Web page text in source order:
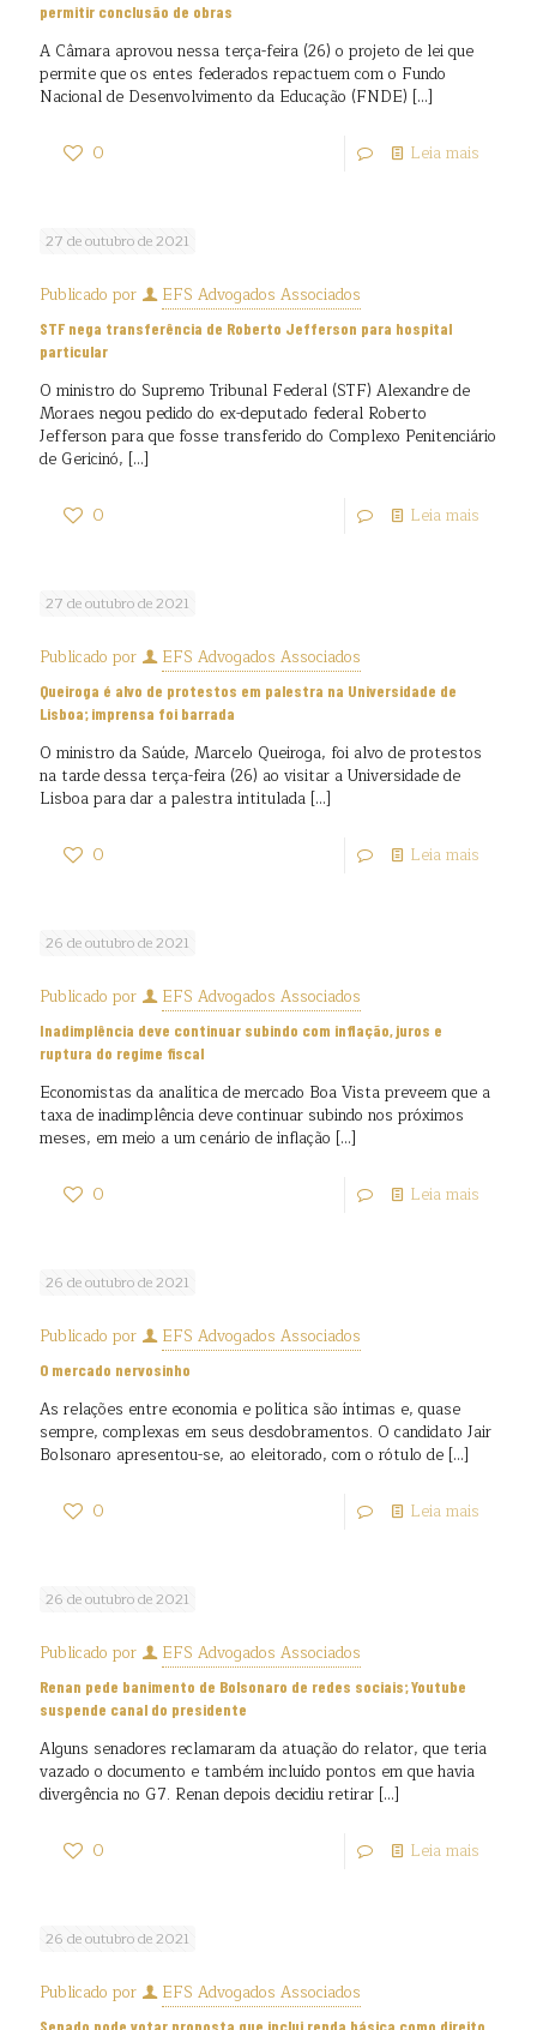
permitir conclusão de obras
A Câmara aprovou nessa terça-feira (26) o projeto de lei que
permite que os entes federados repactuem com o Fundo
Nacional de Desenvolvimento da Educação (FNDE) […]
0 Leia mais
27 de outubro de 2021
Publicado por EFS Advogados Associados
STF nega transferência de Roberto Jefferson para hospital
particular
O ministro do Supremo Tribunal Federal (STF) Alexandre de
Moraes negou pedido do ex-deputado federal Roberto
Jefferson para que fosse transferido do Complexo Penitenciário
de Gericinó, […]
0 Leia mais
27 de outubro de 2021
Publicado por EFS Advogados Associados
Queiroga é alvo de protestos em palestra na Universidade de
Lisboa; imprensa foi barrada
O ministro da Saúde, Marcelo Queiroga, foi alvo de protestos
na tarde dessa terça-feira (26) ao visitar a Universidade de
Lisboa para dar a palestra intitulada […]
0 Leia mais
26 de outubro de 2021
Publicado por EFS Advogados Associados
Inadimplência deve continuar subindo com inflação, juros e
ruptura do regime fiscal
Economistas da analítica de mercado Boa Vista preveem que a
taxa de inadimplência deve continuar subindo nos próximos
meses, em meio a um cenário de inflação […]
0 Leia mais
26 de outubro de 2021
Publicado por EFS Advogados Associados
O mercado nervosinho
As relações entre economia e política são íntimas e, quase
sempre, complexas em seus desdobramentos. O candidato Jair
Bolsonaro apresentou-se, ao eleitorado, com o rótulo de […]
0 Leia mais
26 de outubro de 2021
Publicado por EFS Advogados Associados
Renan pede banimento de Bolsonaro de redes sociais; Youtube
suspende canal do presidente
Alguns senadores reclamaram da atuação do relator, que teria
vazado o documento e também incluído pontos em que havia
divergência no G7. Renan depois decidiu retirar […]
0 Leia mais
26 de outubro de 2021
Publicado por EFS Advogados Associados
Senado pode votar proposta que inclui renda básica como direito